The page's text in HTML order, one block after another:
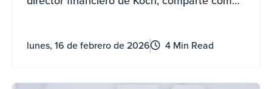
lunes, 16 de febrero de 2026 4 Min Read